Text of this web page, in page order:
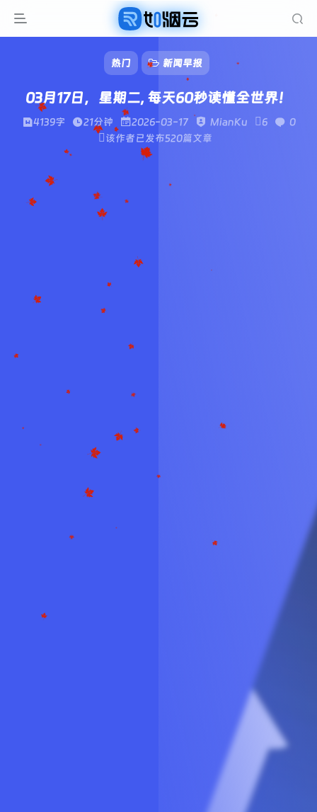
热门 新闻早报
03月17日，星期二, 每天60秒读懂全世界！
4139字 21分钟 2026-03-17 MianKu 6
0
该作者已发布520篇文章